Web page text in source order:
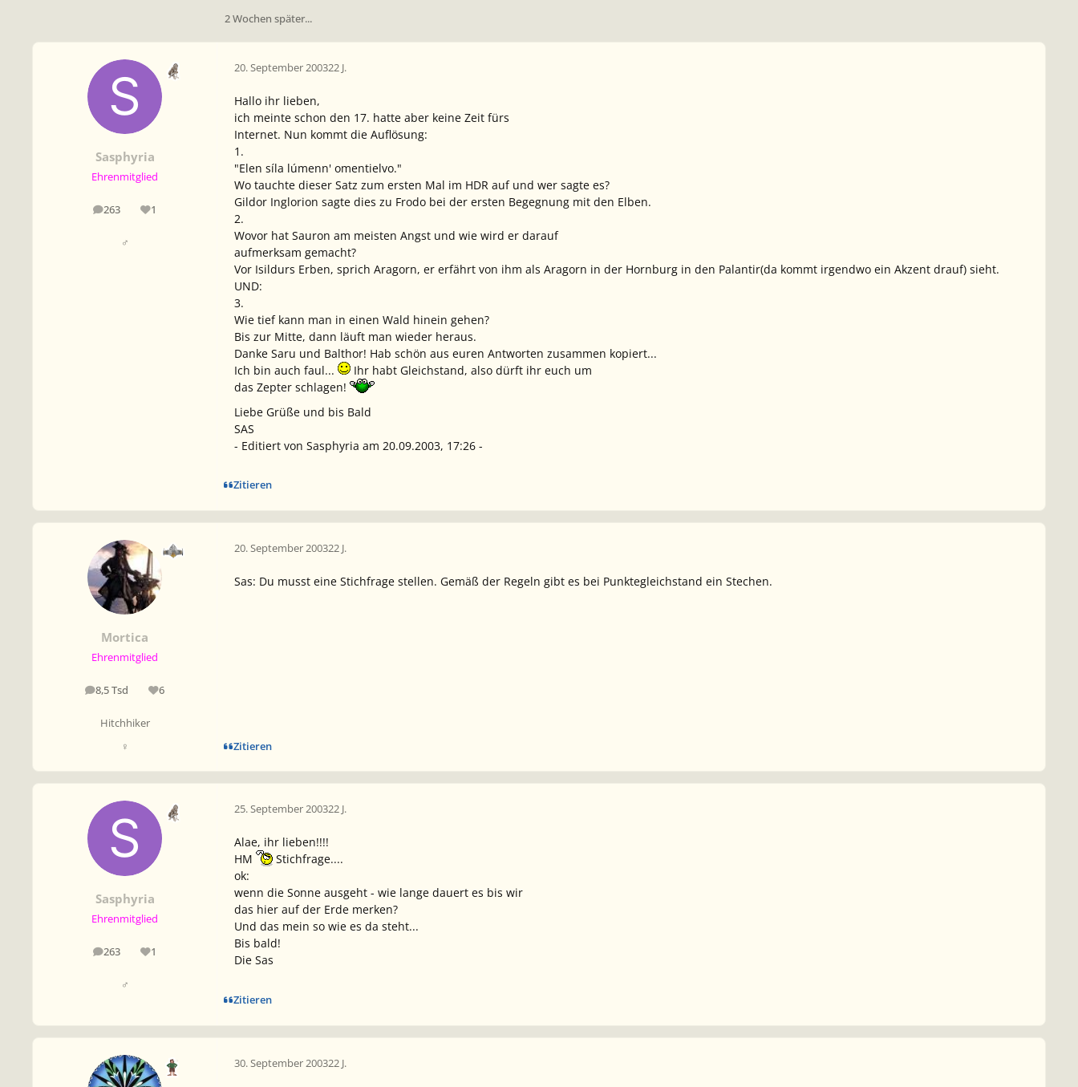
2 Wochen später...
Sasphyria
Ehrenmitglied
263
Beiträge 1
Reputation
♂
20. September 200322 J.
Hallo ihr lieben,
ich meinte schon den 17. hatte aber keine Zeit fürs
Internet. Nun kommt die Auflösung:
1.
"Elen síla lúmenn' omentielvo."
Wo tauchte dieser Satz zum ersten Mal im HDR auf und wer sagte es?
Gildor Inglorion sagte dies zu Frodo bei der ersten Begegnung mit den Elben.
2.
Wovor hat Sauron am meisten Angst und wie wird er darauf
aufmerksam gemacht?
Vor Isildurs Erben, sprich Aragorn, er erfährt von ihm als Aragorn in der Hornburg in den Palantir(da kommt irgendwo ein Akzent drauf) sieht.
UND:
3.
Wie tief kann man in einen Wald hinein gehen?
Bis zur Mitte, dann läuft man wieder heraus.
Danke Saru und Balthor! Hab schön aus euren Antworten zusammen kopiert...
Ich bin auch faul...
Ihr habt Gleichstand, also dürft ihr euch um
das Zepter schlagen!
Liebe Grüße und bis Bald
SAS
- Editiert von Sasphyria am 20.09.2003, 17:26 -
Zitieren
Mortica
Ehrenmitglied
8,5 Tsd
Beiträge 6
Reputation
Hitchhiker
♀
20. September 200322 J.
Sas: Du musst eine Stichfrage stellen. Gemäß der Regeln gibt es bei Punktegleichstand ein Stechen.
Zitieren
Sasphyria
Ehrenmitglied
263
Beiträge 1
Reputation
♂
25. September 200322 J.
Alae, ihr lieben!!!!
HM
Stichfrage....
ok:
wenn die Sonne ausgeht - wie lange dauert es bis wir
das hier auf der Erde merken?
Und das mein so wie es da steht...
Bis bald!
Die Sas
Zitieren
30. September 200322 J.